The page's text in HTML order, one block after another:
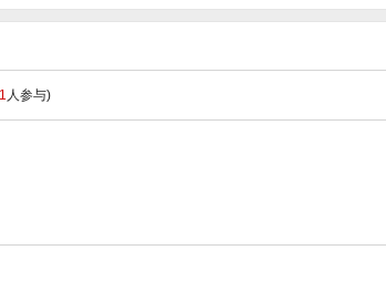
人参与)